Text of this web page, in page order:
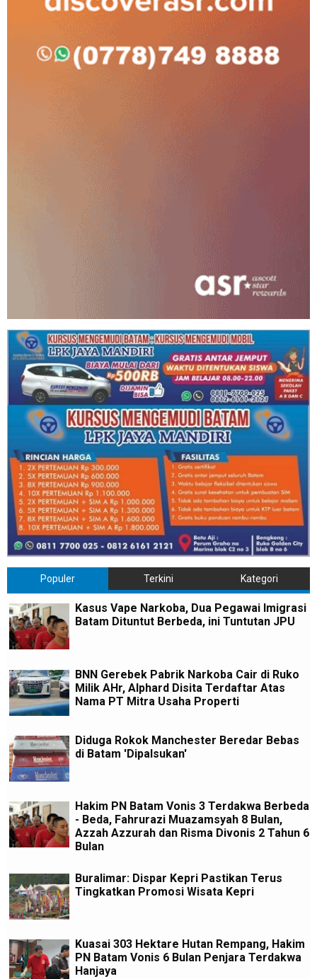
Populer Terkini Kategori
Kasus Vape Narkoba, Dua Pegawai Imigrasi
Batam Dituntut Berbeda, ini Tuntutan JPU
BNN Gerebek Pabrik Narkoba Cair di Ruko
Milik AHr, Alphard Disita Terdaftar Atas
Nama PT Mitra Usaha Properti
Diduga Rokok Manchester Beredar Bebas
di Batam 'Dipalsukan'
Hakim PN Batam Vonis 3 Terdakwa Berbeda
- Beda, Fahrurazi Muazamsyah 8 Bulan,
Azzah Azzurah dan Risma Divonis 2 Tahun 6
Bulan
Buralimar: Dispar Kepri Pastikan Terus
Tingkatkan Promosi Wisata Kepri
Kuasai 303 Hektare Hutan Rempang, Hakim
PN Batam Vonis 6 Bulan Penjara Terdakwa
Hanjaya